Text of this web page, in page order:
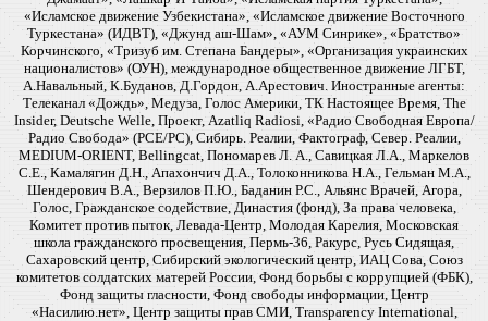
«Исламское движение Узбекистана», «Исламское движение Восточного
Туркестана» (ИДВТ), «Джунд аш-Шам», «АУМ Синрике», «Братство»
Корчинского, «Тризуб им. Степана Бандеры», «Организация украинских
националистов» (ОУН), международное общественное движение ЛГБТ,
А.Навальный, К.Буданов, Д.Гордон, А.Арестович. Иностранные агенты:
Телеканал «Дождь», Медуза, Голос Америки, ТК Настоящее Время, The
Insider, Deutsche Welle, Проект, Azatliq Radiosi, «Радио Свободная Европа/
Радио Свобода» (PCE/PC), Сибирь. Реалии, Фактограф, Север. Реалии,
MEDIUM-ORIENT, Bellingcat, Пономарев Л. А., Савицкая Л.А., Маркелов
С.Е., Камалягин Д.Н., Апахончич Д.А., Толоконникова Н.А., Гельман М.А.,
Шендерович В.А., Верзилов П.Ю., Баданин Р.С., Альянс Врачей, Агора,
Голос, Гражданское содействие, Династия (фонд), За права человека,
Комитет против пыток, Левада-Центр, Молодая Карелия, Московская
школа гражданского просвещения, Пермь-36, Ракурс, Русь Сидящая,
Сахаровский центр, Сибирский экологический центр, ИАЦ Сова, Союз
комитетов солдатских матерей России, Фонд борьбы с коррупцией (ФБК),
Фонд защиты гласности, Фонд свободы информации, Центр
«Насилию.нет», Центр защиты прав СМИ, Transparency International,